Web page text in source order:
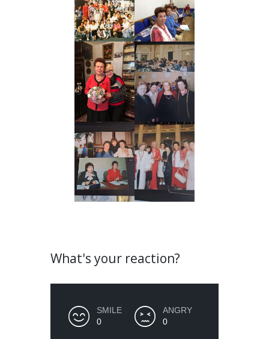
What's your reaction?
0
SMILE
0
ANGRY